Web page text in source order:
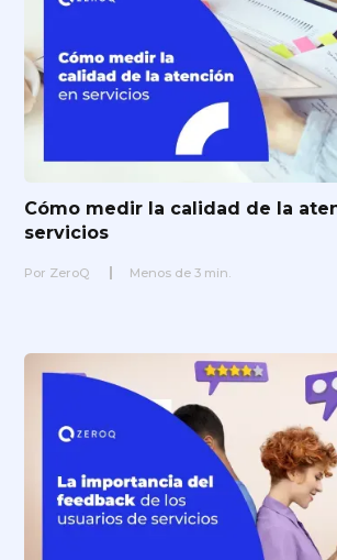
Cómo medir la calidad de la
servicios
Por ZeroQ Menos de 3 min.